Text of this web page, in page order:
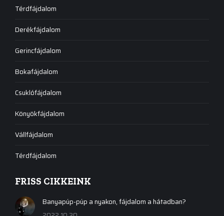
Térdfájdalom
Derékfájdalom
Gerincfájdalom
Bokafájdalom
Csuklófájdalom
Könyökfájdalom
Vállfájdalom
Térdfájdalom
FRISS CIKKEINK
Banyapúp-púp a nyakon, fájdalom a hátadban?